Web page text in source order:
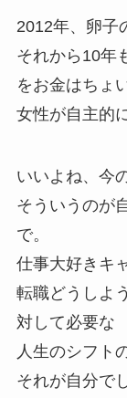
2012年、卵子
それから10年
をお金はちょ
女性が自主的
いいよね、今
そういうのが
で。
仕事大好きキ
転職どうしよ
対して必要な
人生のシフト
それが自分で